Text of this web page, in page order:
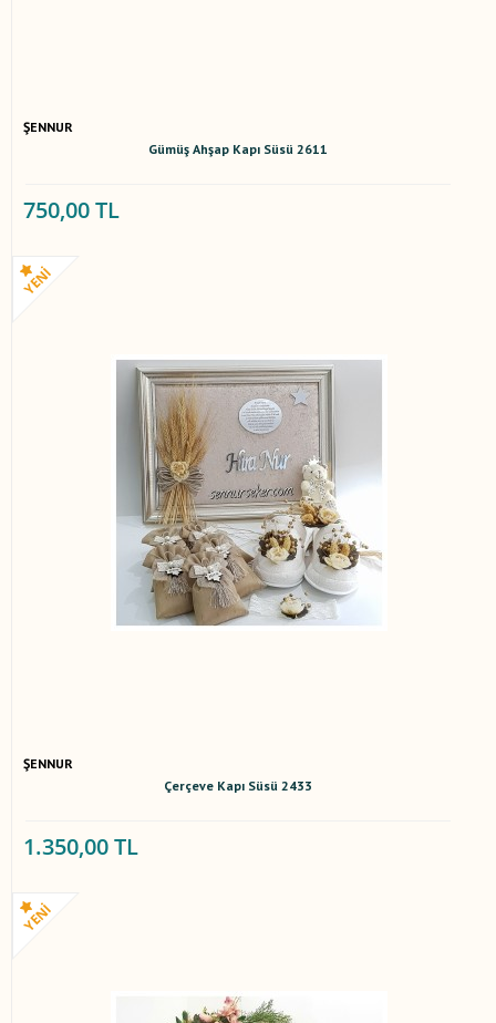
ŞENNUR
Gümüş Ahşap Kapı Süsü 2611
750,00 TL
ŞENNUR
Çerçeve Kapı Süsü 2433
1.350,00 TL